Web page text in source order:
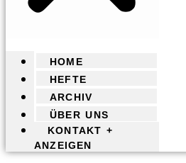
HOME
HEFTE
ARCHIV
ÜBER UNS
KONTAKT +
ANZEIGEN